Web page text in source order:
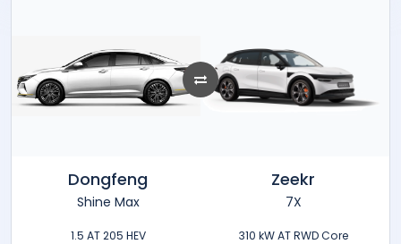
Dongfeng
Shine Max
1.5 AT 205 HEV
Zeekr
7X
310 kW AT RWD Core